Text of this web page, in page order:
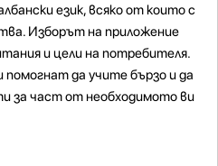
език, всяко от които с
Изборът на приложение
и цели на потребителя.
помогнат да учите бързо и да
за част от необходимото ви